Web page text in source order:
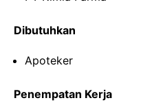
Dibutuhkan
Apoteker
Penempatan Kerja